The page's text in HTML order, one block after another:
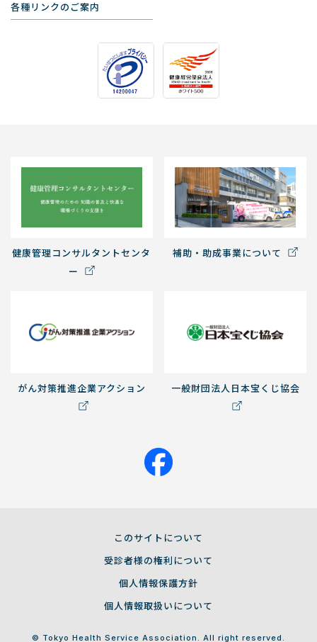
各種リンクのご案内
健康管理コンサルタントセンタ
ー
補助・助成事業について
がん対策推進企業アクション 一般財団法人日本宝くじ協会
このサイトについて
受診者様の権利について
個人情報保護方針
個人情報取扱いについて
© Tokyo Health Service Association. All right reserved.